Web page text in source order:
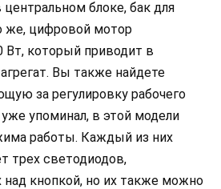
блоке, бак для
же, цифровой мотор
который приводит в
Вы также найдете
за регулировку рабочего
упоминал, в этой модели
работы. Каждый из них
трех светодиодов,
кнопкой, но их также можно